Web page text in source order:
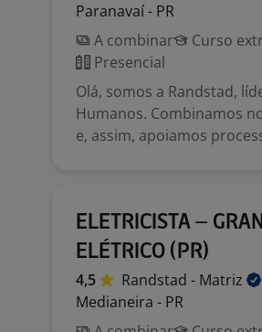
Paranavaí - PR
A combinar
Curso
Presencial
Olá, somos a Randstad,
Humanos. Combinamos
e, assim, apoiamos
ELETRICISTA –
ELÉTRICO (PR)
4,5 Randstad - Matriz
Medianeira - PR